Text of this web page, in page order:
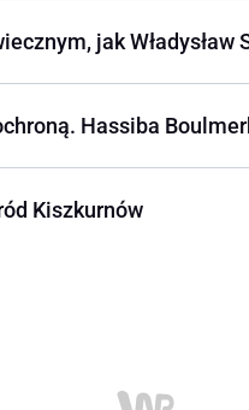
jak Władysław
Hassiba
Kiszkurnów